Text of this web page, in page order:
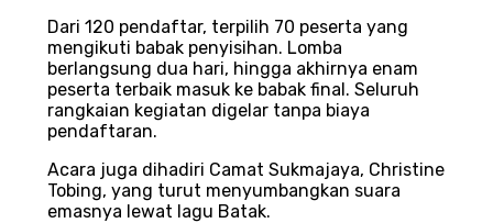
Dari 120 pendaftar, terpilih 70 peserta yang
mengikuti babak penyisihan. Lomba
berlangsung dua hari, hingga akhirnya enam
peserta terbaik masuk ke babak final. Seluruh
rangkaian kegiatan digelar tanpa biaya
pendaftaran.
Acara juga dihadiri Camat Sukmajaya, Christine
Tobing, yang turut menyumbangkan suara
emasnya lewat lagu Batak.